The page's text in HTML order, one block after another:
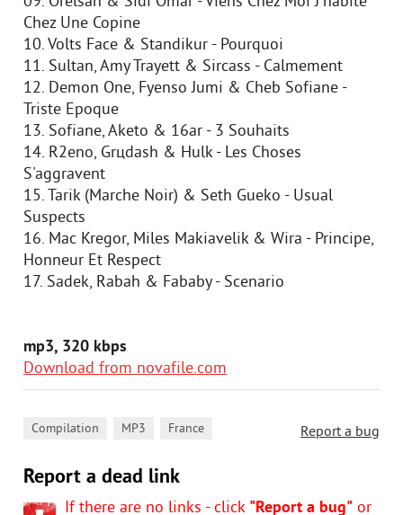
Chez Une Copine
10. Volts Face & Standikur - Pourquoi
11. Sultan, Amy Trayett & Sircass - Calmement
12. Demon One, Fyenso Jumi & Cheb Sofiane -
Triste Epoque
13. Sofiane, Aketo & 16ar - 3 Souhaits
14. R2eno, Grцdash & Hulk - Les Choses
S'aggravent
15. Tarik (Marche Noir) & Seth Gueko - Usual
Suspects
16. Mac Kregor, Miles Makiavelik & Wira - Principe,
Honneur Et Respect
17. Sadek, Rabah & Fababy - Scenario
mp3, 320 kbps
Download from novafile.com
Report a bug
Compilation MP3 France
Report a dead link
If there are no links - click "Report a bug" or